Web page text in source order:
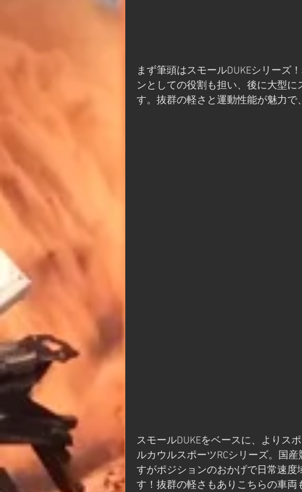
まず筆頭はスモールDUKEシリーズ
ンとしての役割も担い、後に大型
す。抜群の軽さと運動性能が魅力で
スモールDUKEをベースに、よりス
ルカウルスポーツRCシリーズ。国
すがポジションのおかげで日常速
す！抜群の軽さもありこちらの車